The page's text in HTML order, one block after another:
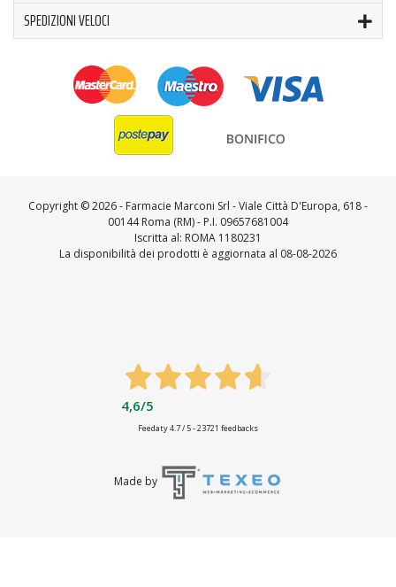
SPEDIZIONI VELOCI
Copyright ©2026 - Farmacie Marconi Srl - Viale Città D'Europa, 618 -
00144 Roma (RM) - P.I. 09657681004
Iscritta al: ROMA 1180231
La disponibilità dei prodotti è aggiornata al 08-08-2026
4,6/5
Feedaty4.7/ 5-23721 feedbacks
Made by